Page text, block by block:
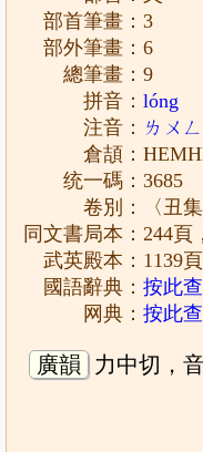
部首筆畫：3
部外筆畫：6
總筆畫：9
拼音：lóng
注音： ㄌㄨㄥ
倉頡：
统一碼：3685
卷別：〈丑集
同文書局本：244
武英殿本：1139
國語辭典：按此
网典：按此
廣韻 力中切，